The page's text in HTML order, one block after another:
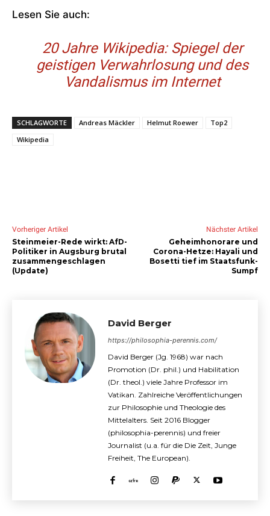
Lesen Sie auch:
20 Jahre Wikipedia: Spiegel der
geistigen Verwahrlosung und des
Vandalismus im Internet
SCHLAGWORTE Andreas Mäckler Helmut Roewer
Top2
Wikipedia
Vorheriger Artikel
Steinmeier-Rede wirkt: AfD-
Politiker in Augsburg brutal
zusammengeschlagen
(Update)
Nächster Artikel
Geheimhonorare und
Corona-Hetze: Hayali und
Bosetti tief im Staatsfunk-
Sumpf
David Berger
https://philosophia-perennis.com/
David Berger (Jg. 1968) war nach
Promotion (Dr. phil.) und Habilitation
(Dr. theol.) viele Jahre Professor im
Vatikan. Zahlreiche Veröffentlichungen
zur Philosophie und Theologie des
Mittelalters. Seit 2016 Blogger
(philosophia-perennis) und freier
Journalist (u.a. für die Die Zeit, Junge
Freiheit, The European).